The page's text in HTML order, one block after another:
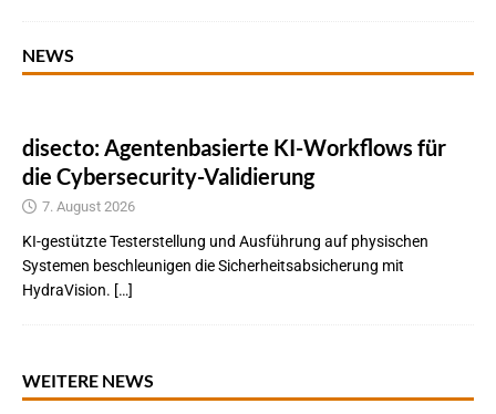
NEWS
disecto: Agentenbasierte KI-Workflows für
die Cybersecurity-Validierung
7. August 2026
KI-gestützte Testerstellung und Ausführung auf physischen
Systemen beschleunigen die Sicherheitsabsicherung mit
HydraVision. […]
WEITERE NEWS